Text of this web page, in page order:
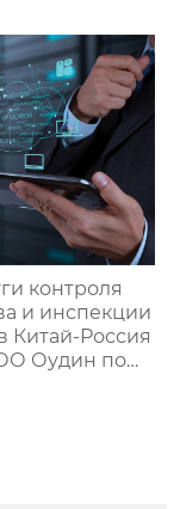
поставок
контроля
и инспекции
Китай-Россия
Оудин по